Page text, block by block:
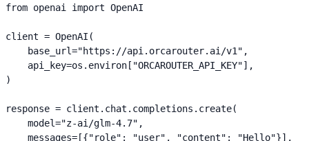
from openai import OpenAI
client = OpenAI(
    base_url="https://api.orcarouter.ai/v1",
    api_key=os.environ["ORCAROUTER_API_KEY"],
)
response = client.chat.completions.create(
    model="z-ai/glm-4.7",
    messages=[{"role": "user", "content": "Hello"}],